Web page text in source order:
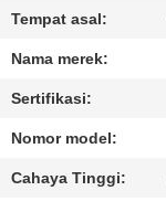
KONTROL
KUALITAS
HUBUNGI
Tempat asal:
Nama merek:
Sertifikasi:
Nomor model:
Cahaya Tinggi: